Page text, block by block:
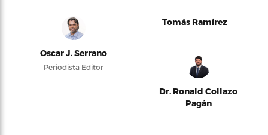
Oscar J. Serrano
Periodista Editor
Tomás Ramírez
Dr. Ronald Collazo
Pagán